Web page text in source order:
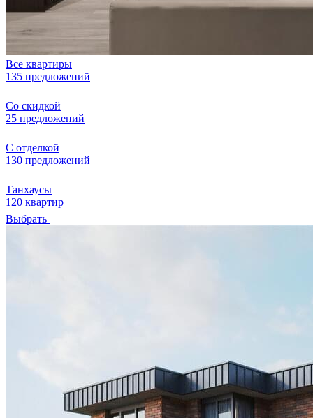
Все квартиры
135 предложений
Со скидкой
25 предложений
С отделкой
130 предложений
Танхаусы
120 квартир
Выбрать